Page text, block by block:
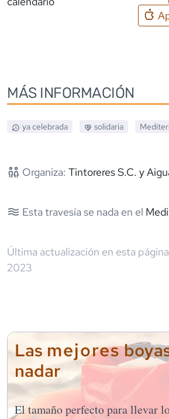
MÁS INFORMACIÓN
ya celebrada solidaria
Organiza: Tintoreres S.C. y
Esta travesía se nada en el
Última actualización en esta
2023
Las mejores
nadar
El tamaño perfecto para llevar